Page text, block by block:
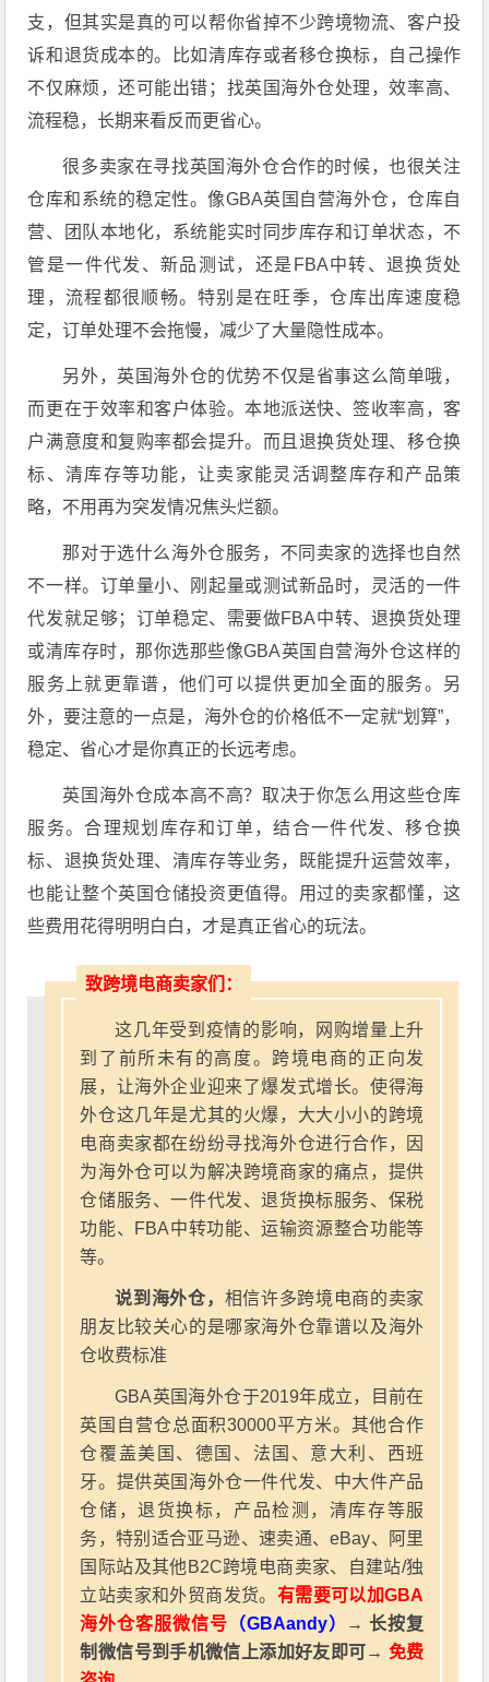
支，但其实是真的可以帮你省掉不少跨境物流、客户投
诉和退货成本的。比如清库存或者移仓换标，自己操作
不仅麻烦，还可能出错；找英国海外仓处理，效率高、
流程稳，长期来看反而更省心。
很多卖家在寻找英国海外仓合作的时候，也很关注
仓库和系统的稳定性。像GBA英国自营海外仓，仓库自
营、团队本地化，系统能实时同步库存和订单状态，不
管是一件代发、新品测试，还是FBA中转、退换货处
理，流程都很顺畅。特别是在旺季，仓库出库速度稳
定，订单处理不会拖慢，减少了大量隐性成本。
另外，英国海外仓的优势不仅是省事这么简单哦，
而更在于效率和客户体验。本地派送快、签收率高，客
户满意度和复购率都会提升。而且退换货处理、移仓换
标、清库存等功能，让卖家能灵活调整库存和产品策
略，不用再为突发情况焦头烂额。
那对于选什么海外仓服务，不同卖家的选择也自然
不一样。订单量小、刚起量或测试新品时，灵活的一件
代发就足够；订单稳定、需要做FBA中转、退换货处理
或清库存时，那你选那些像GBA英国自营海外仓这样的
服务上就更靠谱，他们可以提供更加全面的服务。另
外，要注意的一点是，海外仓的价格低不一定就“划算”，
稳定、省心才是你真正的长远考虑。
英国海外仓成本高不高？取决于你怎么用这些仓库
服务。合理规划库存和订单，结合一件代发、移仓换
标、退换货处理、清库存等业务，既能提升运营效率，
也能让整个英国仓储投资更值得。用过的卖家都懂，这
些费用花得明明白白，才是真正省心的玩法。
致跨境电商卖家们：
这几年受到疫情的影响，网购增量上升
到了前所未有的高度。跨境电商的正向发
展，让海外企业迎来了爆发式增长。使得海
外仓这几年是尤其的火爆，大大小小的跨境
电商卖家都在纷纷寻找海外仓进行合作，因
为海外仓可以为解决跨境商家的痛点，提供
仓储服务、一件代发、退货换标服务、保税
功能、FBA中转功能、运输资源整合功能等
等。
说到海外仓， 相信许多跨境电商的卖家
朋友比较关心的是哪家海外仓靠谱以及海外
仓收费标准
GBA英国海外仓于2019年成立，目前在
英国自营仓总面积30000平方米。其他合作
仓覆盖美国、德国、法国、意大利、西班
牙。提供英国海外仓一件代发、中大件产品
仓储，退货换标，产品检测，清库存等服
务，特别适合亚马逊、速卖通、eBay、阿里
国际站及其他B2C跨境电商卖家、自建站/独
立站卖家和外贸商发货。 有需要可以加GBA
海外仓客服微信号 （GBAandy）
→ 长按复
制微信号到手机微信上添加好友即可→ 免费